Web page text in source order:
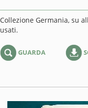
Collezione Germania, su
usati.
GUARDA